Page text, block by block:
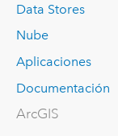
Data Stores
Nube
Aplicaciones
Documentación
ArcGIS